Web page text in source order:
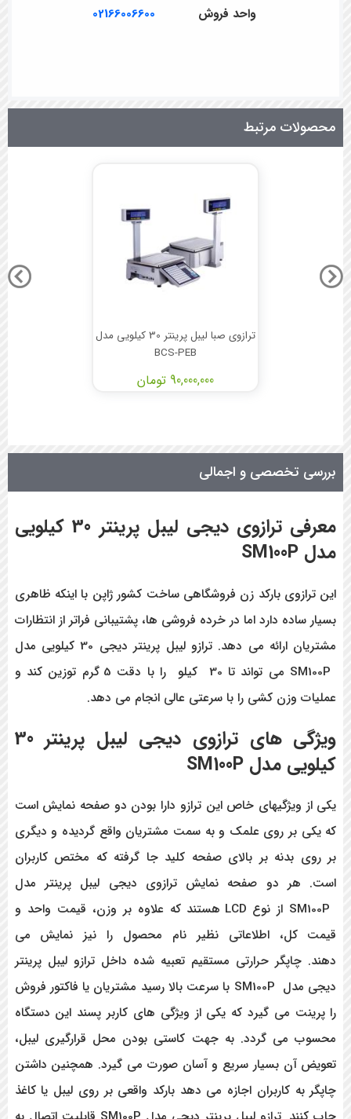
واحد فروش 02166006600
محصولات مرتبط
ترازوی صبا لیبل پرینتر 30 کیلویی مدل
BCS-PEB
90,000,000 تومان
بررسی تخصصی و اجمالی
معرفی ترازوی دیجی لیبل پرینتر 30 کیلویی
مدل SM100P
این ترازوی بارکد زن فروشگاهی ساخت کشور ژاپن با اینکه ظاهری
بسیار ساده دارد اما در خرده فروشی ها، پشتیبانی فراتر از انتظارات
مشتریان ارائه می دهد. ترازو لیبل پرینتر دیجی 30 کیلویی مدل
SM100P می تواند تا 30 کیلو را با دقت 5 گرم توزین کند و
عملیات وزن کشی را با سرعتی عالی انجام می دهد.
ویژگی های
ترازوی دیجی لیبل پرینتر 30
کیلویی مدل SM100P
یکی از ویژگیهای خاص این ترازو دارا بودن دو صفحه نمایش است
که یکی بر روی علمک و به سمت مشتریان واقع گردیده و دیگری
بر روی بدنه بر بالای صفحه کلید جا گرفته که مختص کاربران
است. هر دو صفحه نمایش ترازوی دیجی لیبل پرینتر مدل
SM100P از نوع LCD هستند که علاوه بر وزن، قیمت واحد و
قیمت کل، اطلاعاتی نظیر نام محصول را نیز نمایش می
دهند. چاپگر حرارتی مستقیم تعبیه شده داخل ترازو لیبل پرینتر
دیجی مدل SM100P با سرعت بالا رسید مشتریان یا فاکتور فروش
را پرینت می گیرد که یکی از ویژگی های کاربر پسند این دستگاه
محسوب می گردد. به جهت کاستی بودن محل قرارگیری لیبل،
تعویض آن بسیار سریع و آسان صورت می گیرد. همچنین داشتن
چاپگر به کاربران اجازه می دهد بارکد واقعی بر روی لیبل یا کاغذ